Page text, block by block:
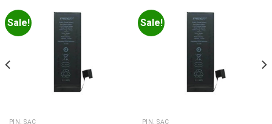
Sale!
PIN, SẠC
Sale!
PIN, SẠC